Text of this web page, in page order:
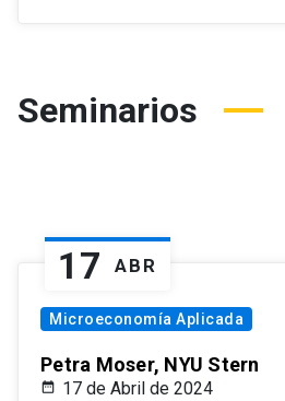
Seminarios
17 ABR
Microeconomía Aplicada
Petra Moser, NYU Stern
17 de Abril de 2024